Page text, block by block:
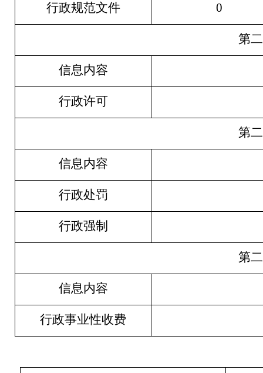
行政规范文件 0
第
信息内容
行政许可
第
信息内容
行政处罚
行政强制
第
信息内容
行政事业性收费